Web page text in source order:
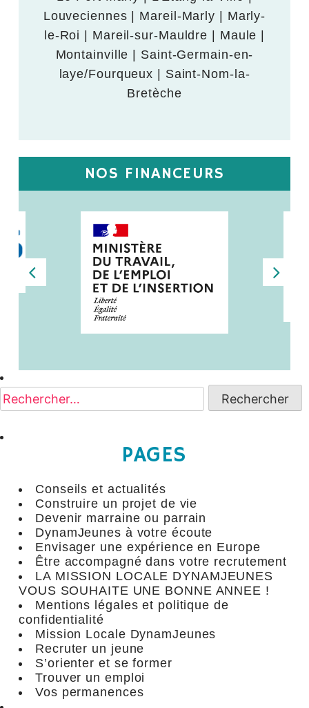
Louveciennes | Mareil-Marly | Marly-
le-Roi | Mareil-sur-Mauldre | Maule |
Montainville | Saint-Germain-en-
laye/Fourqueux | Saint-Nom-la-
Bretèche
NOS FINANCEURS
Rechercher :
PAGES
Conseils et actualités
Construire un projet de vie
Devenir marraine ou parrain
DynamJeunes à votre écoute
Envisager une expérience en Europe
Être accompagné dans votre recrutement
LA MISSION LOCALE DYNAMJEUNES
VOUS SOUHAITE UNE BONNE ANNEE !
Mentions légales et politique de
confidentialité
Mission Locale DynamJeunes
Recruter un jeune
S’orienter et se former
Trouver un emploi
Vos permanences